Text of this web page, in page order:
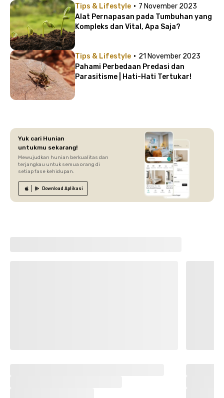
Tips & Lifestyle · 7 November 2023
Alat Pernapasan pada Tumbuhan yang
Kompleks dan Vital, Apa Saja?
Tips & Lifestyle · 21 November 2023
Pahami Perbedaan Predasi dan
Parasitisme | Hati-Hati Tertukar!
Yuk cari Hunian
untukmu sekarang!
Mewujudkan hunian berkualitas dan
terjangkau untuk semua orang di
setiap fase kehidupan.
Download Aplikasi